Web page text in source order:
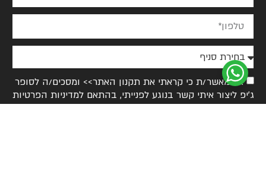
אני מאשר/ת כי קראתי את תקנון האתר>> ומסכים/ה לסופר
ג׳יפ ליצור איתי קשר בנוגע לפנייתי, בהתאם למדיניות הפרטיות
>>